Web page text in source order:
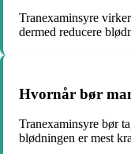
Tranexaminsyre
dermed reducere
Hvornår bør
Tranexaminsyre bør
blødningen er mest